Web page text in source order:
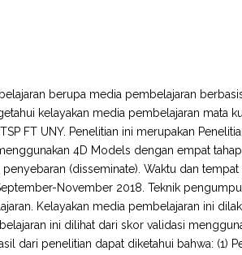
berupa media pembelajaran
kelayakan media pembelajaran mata
FT UNY. Penelitian ini merupakan
4D Models dengan empat
(disseminate). Waktu dan
November 2018. Teknik
Kelayakan media pembelajaran ini
ini dilihat dari skor validasi
dari penelitian dapat diketahui bahwa: (1)